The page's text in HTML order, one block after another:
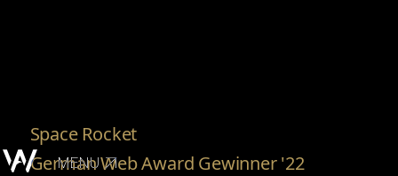
MENU
Space Rocket
German Web Award Gewinner '22